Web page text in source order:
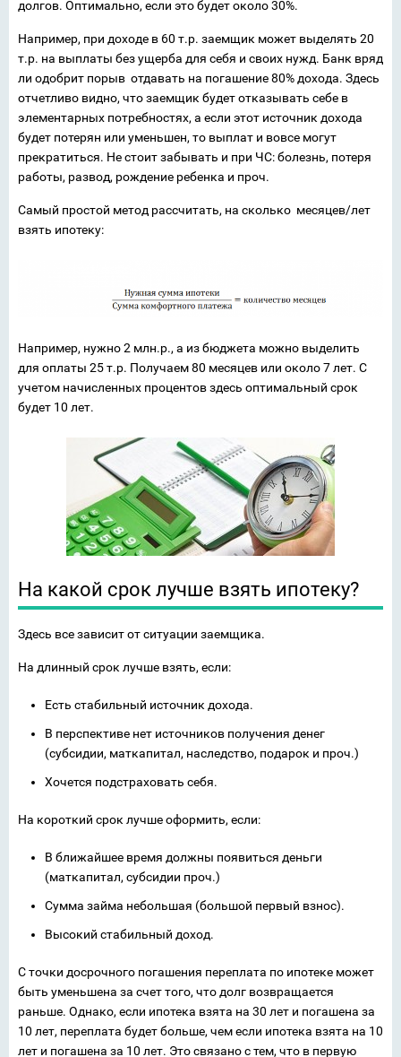
долгов. Оптимально, если это будет около 30%.
Например, при доходе в 60 т.р. заемщик может выделять 20
т.р. на выплаты без ущерба для себя и своих нужд. Банк вряд
ли одобрит порыв отдавать на погашение 80% дохода. Здесь
отчетливо видно, что заемщик будет отказывать себе в
элементарных потребностях, а если этот источник дохода
будет потерян или уменьшен, то выплат и вовсе могут
прекратиться. Не стоит забывать и при ЧС: болезнь, потеря
работы, развод, рождение ребенка и проч.
Самый простой метод рассчитать, на сколько месяцев/лет
взять ипотеку:
Например, нужно 2 млн.р., а из бюджета можно выделить
для оплаты 25 т.р. Получаем 80 месяцев или около 7 лет. С
учетом начисленных процентов здесь оптимальный срок
будет 10 лет.
На какой срок лучше взять ипотеку?
Здесь все зависит от ситуации заемщика.
На длинный срок лучше взять, если:
Есть стабильный источник дохода.
В перспективе нет источников получения денег
(субсидии, маткапитал, наследство, подарок и проч.)
Хочется подстраховать себя.
На короткий срок лучше оформить, если:
В ближайшее время должны появиться деньги
(маткапитал, субсидии проч.)
Сумма займа небольшая (большой первый взнос).
Высокий стабильный доход.
С точки досрочного погашения переплата по ипотеке может
быть уменьшена за счет того, что долг возвращается
раньше. Однако, если ипотека взята на 30 лет и погашена за
10 лет, переплата будет больше, чем если ипотека взята на 10
лет и погашена за 10 лет. Это связано с тем, что в первую